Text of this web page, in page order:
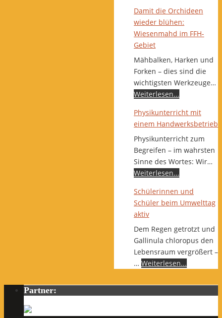
Damit die Orchideen
wieder blühen:
Wiesenmahd im FFH-
Gebiet
Mähbalken, Harken und
Forken – dies sind die
wichtigsten Werkzeuge…
Weiterlesen...
Physikunterricht mit
einem Handwerksbetrieb
Physikunterricht zum
Begreifen – im wahrsten
Sinne des Wortes: Wir…
Weiterlesen...
Schülerinnen und
Schüler beim Umwelttag
aktiv
Dem Regen getrotzt und
Gallinula chloropus den
Lebensraum vergrößert –
… Weiterlesen...
Partner: